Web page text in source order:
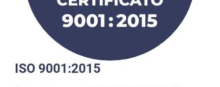
ISO 9001:2015